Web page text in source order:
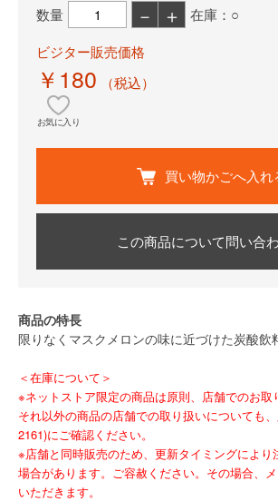
数量 － ＋
在庫：○
ビジター販売価格
￥180 （税込）
お気に入り
買い物かごへ入れ
この商品について問い合
商品の特長
限りなくマスクメロンの味に近づけた炭酸飲
＜在庫について＞
※ネットストア限定の商品は原則、店舗でのお取
それ以外の商品の店舗での取り扱いについても
2161)にご確認ください。
※店舗と同時販売のため、更新タイミングによ
場合があります。ご容赦ください。その場合、
いただきます。